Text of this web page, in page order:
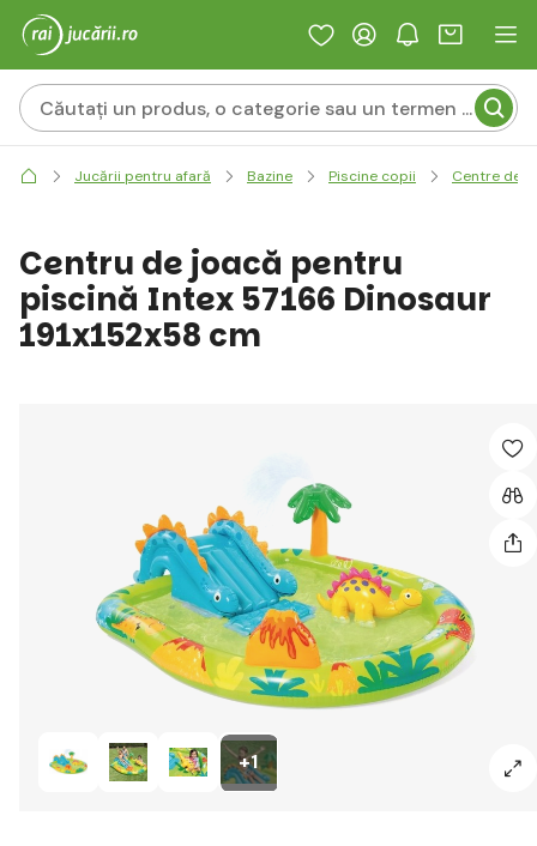
Jucării pentru afară Bazine Piscine copii Centre de
+1
Centru de joacă pentru
piscină Intex 57166 Dinosaur
191x152x58 cm